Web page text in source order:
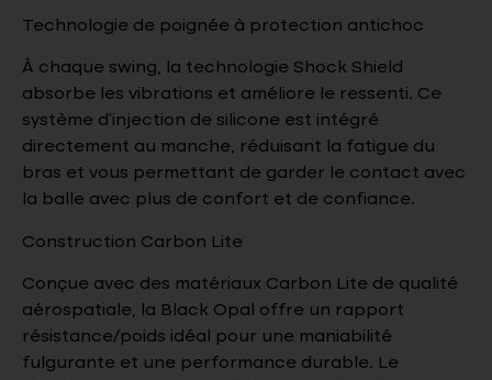
Technologie de poignée à protection antichoc
À chaque swing, la technologie Shock Shield
absorbe les vibrations et améliore le ressenti. Ce
système d’injection de silicone est intégré
directement au manche, réduisant la fatigue du
bras et vous permettant de garder le contact avec
la balle avec plus de confort et de confiance.
Construction Carbon Lite
Conçue avec des matériaux Carbon Lite de qualité
aérospatiale, la Black Opal offre un rapport
résistance/poids idéal pour une maniabilité
fulgurante et une performance durable. Le